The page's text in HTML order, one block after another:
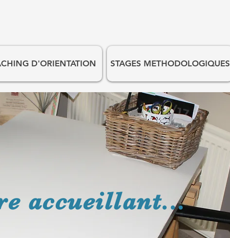
D'ORIENTATION STAGES METHODOLOGIQUES
accueillant...